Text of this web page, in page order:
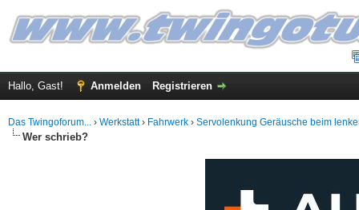
Hallo, Gast! Anmelden Registrieren
Das Twingoforum... › Werkstatt› Fahrwerk › Servolenkung Geräusche beim
Wer schrieb?